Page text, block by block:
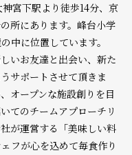
宮下駅より徒歩14分、京
所にあります。峰台小学
中に位置しています。
いお友達と出会い、新た
サポートさせて頂きま
オープンな施設創りを目
てのチームアプローチリ
が運営する「美味しい料
フが心を込めて毎食作り